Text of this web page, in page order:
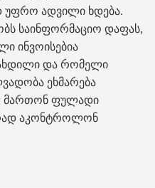
უფრო ადვილი ხდება.
საინფორმაციო დაფას,
ინვოისებია
და რომელი
ეხმარება
მართონ ფულადი
აკონტროლონ